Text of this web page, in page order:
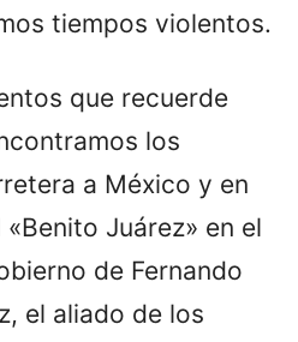
tiempos violentos.
que recuerde
los
a México y en
Juárez» en el
de Fernando
el aliado de los